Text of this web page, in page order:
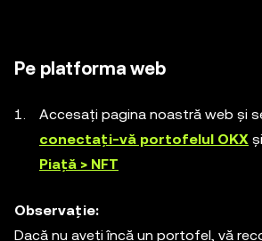
Pe platforma web
Accesați pagina noastră web și
conectați-vă portofelul OKX
Piață > NFT
Observație:
Dacă nu aveți încă un portofel, vă